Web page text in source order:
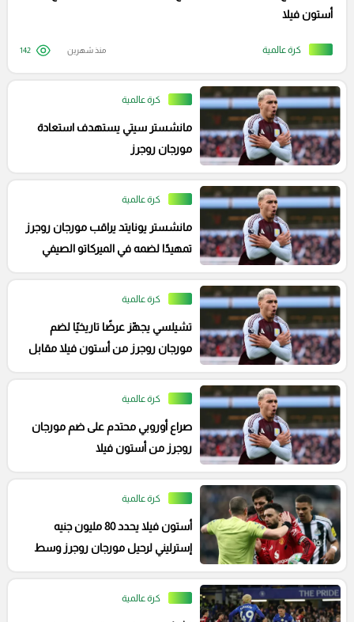
كرة عالمية
أستون فيلا
منذ شهرين 142
كرة عالمية
مانشستر سيتي يستهدف استعادة
مورجان روجرز
كرة عالمية
مانشستر يونايتد يراقب مورجان روجرز
تمهيدًا لضمه في الميركاتو الصيفي
كرة عالمية
تشيلسي يجهّز عرضًا تاريخيًا لضم
مورجان روجرز من أستون فيلا مقابل
كرة عالمية
صراع أوروبي محتدم على ضم مورجان
روجرز من أستون فيلا
كرة عالمية
أستون فيلا يحدد 80 مليون جنيه
إسترليني لرحيل مورجان روجرز وسط
كرة عالمية